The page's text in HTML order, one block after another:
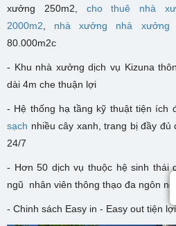
xưởng 250m2, cho thuê nhà
2000m2, nhà xưởng nhà xưởng
80.000m2c
- Khu nhà xưởng dịch vụ Kizuna
dài 4m che thuận lợi
- Hệ thống hạ tầng kỹ thuật tiện ích
sạch nhiều cây xanh, trang bị đầy
24/7
- Hơn 50 dịch vụ thuộc hệ sinh thái
ngũ nhân viên thông thạo đa ngôn ngữ
- Chinh sách Easy in - Easy out tiện